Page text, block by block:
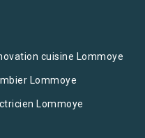
cuisine Lommoye
Lommoye
Lommoye